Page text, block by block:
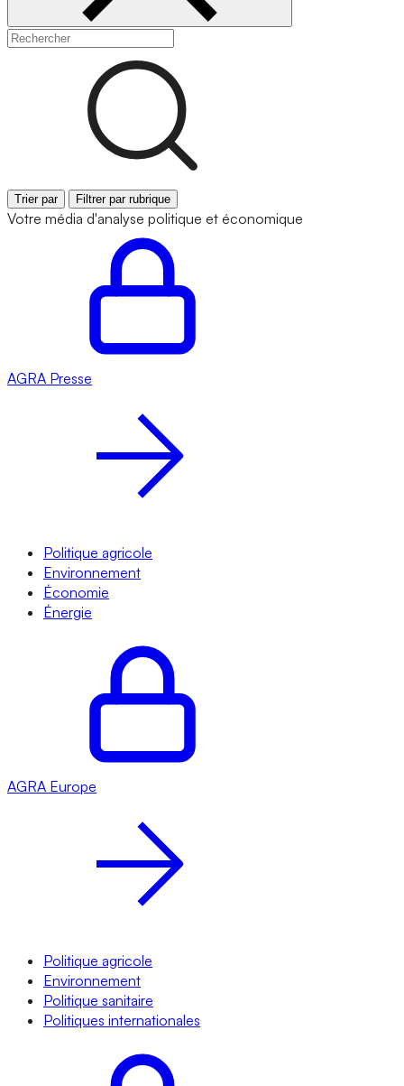
Trier par Filtrer par rubrique
Votre média d'analyse politique et économique
AGRA Presse
Politique agricole
Environnement
Économie
Énergie
AGRA Europe
Politique agricole
Environnement
Politique sanitaire
Politiques internationales